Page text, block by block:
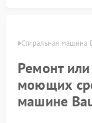
Стиральная машина
Ремонт
моющих
машине